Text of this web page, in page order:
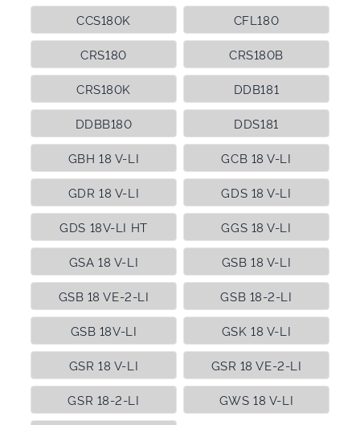
CCS180K CFL180
CRS180 CRS180B
CRS180K DDB181
DDBB180 DDS181
GBH 18 V-LI GCB 18 V-LI
GDR 18 V-LI GDS 18 V-LI
GDS 18V-LI HT GGS 18 V-LI
GSA 18 V-LI GSB 18 V-LI
GSB 18 VE-2-LI GSB 18-2-LI
GSB 18V-LI GSK 18 V-LI
GSR 18 V-LI GSR 18 VE-2-LI
GSR 18-2-LI GWS 18 V-LI